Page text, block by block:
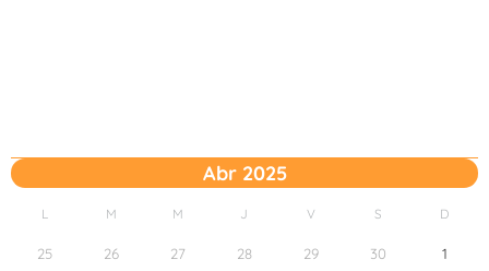
Abr 2025
L M M J V S D
25 26 27 28 29 30 1